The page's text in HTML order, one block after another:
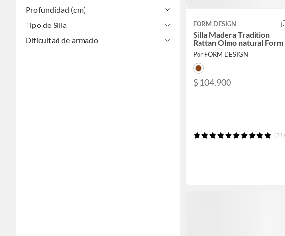
Profundidad (cm)
Tipo de Silla
Dificultad de armado
FORM DESIGN
Silla Madera Tradition
Rattan Olmo natural Form
Por FORM DESIGN
$ 104.900
(31)